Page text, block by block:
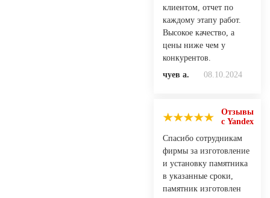
клиентом, отчет по
каждому этапу работ.
Высокое качество, а
цены ниже чем у
конкурентов.
чуев а.
08.10.2024
Отзывы
с Yandex
Спасибо сотрудникам
фирмы за изготовление
и установку памятника
в указанные сроки,
памятник изготовлен